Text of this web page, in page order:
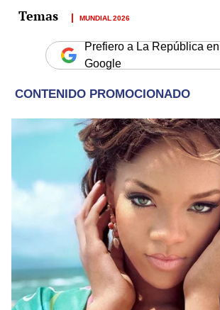
MUNDIAL 2026
Prefiero a La República en
Google